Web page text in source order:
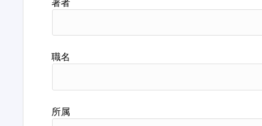
著者
職名
所属